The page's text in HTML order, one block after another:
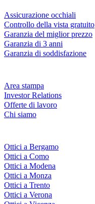
Assicurazione occhiali
Controllo della vista gratuito
Garanzia del miglior prezzo
Garanzia di 3 anni
Garanzia di soddisfazione
Area stampa
Investor Relations
Offerte di lavoro
Chi siamo
Ottici a Bergamo
Ottici a Como
Ottici a Modena
Ottici a Monza
Ottici a Trento
Ottici a Verona